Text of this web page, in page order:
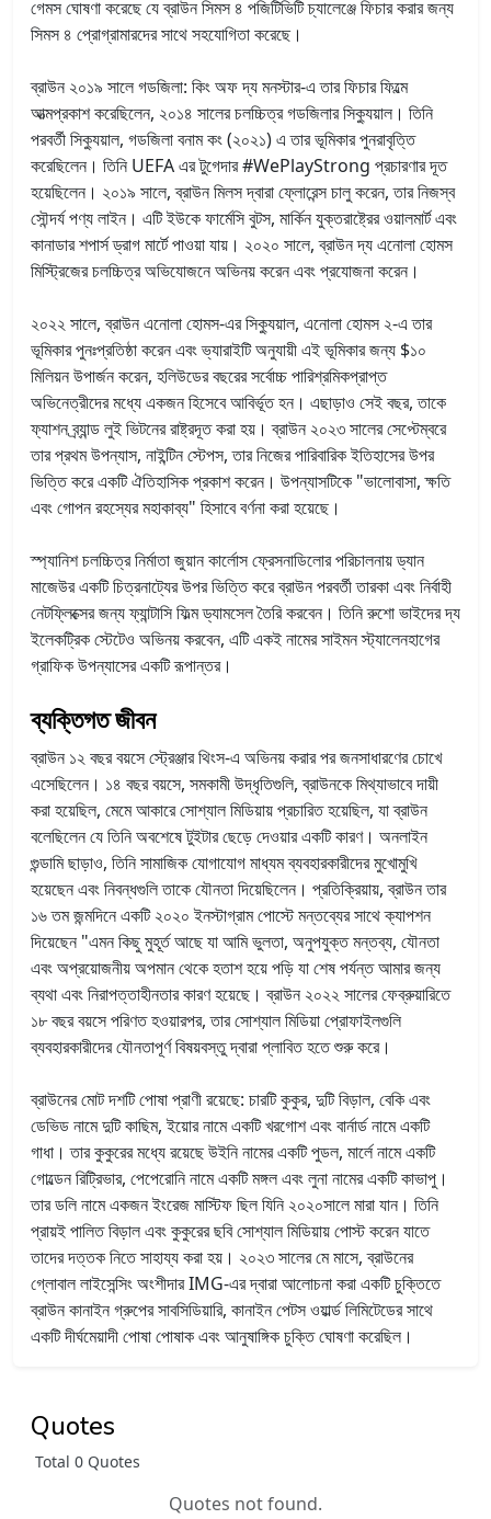
গেমস ঘোষণা করেছে যে ব্রাউন সিমস ৪ পজিটিভিটি চ্যালেঞ্জে ফিচার করার জন্য
সিমস ৪ প্রোগ্রামারদের সাথে সহযোগিতা করেছে।
ব্রাউন ২০১৯ সালে গডজিলা: কিং অফ দ্য মনস্টার-এ তার ফিচার ফিল্মে
আত্মপ্রকাশ করেছিলেন, ২০১৪ সালের চলচ্চিত্র গডজিলার সিক্যুয়াল। তিনি
পরবর্তী সিক্যুয়াল, গডজিলা বনাম কং (২০২১) এ তার ভূমিকার পুনরাবৃত্তি
করেছিলেন। তিনি UEFA এর টুগেদার #WePlayStrong প্রচারণার দূত
হয়েছিলেন। ২০১৯ সালে, ব্রাউন মিলস দ্বারা ফ্লোরেন্স চালু করেন, তার নিজস্ব
সৌন্দর্য পণ্য লাইন। এটি ইউকে ফার্মেসি বুটস, মার্কিন যুক্তরাষ্ট্রের ওয়ালমার্ট এবং
কানাডার শপার্স ড্রাগ মার্টে পাওয়া যায়। ২০২০ সালে, ব্রাউন দ্য এনোলা হোমস
মিস্ট্রিজের চলচ্চিত্র অভিযোজনে অভিনয় করেন এবং প্রযোজনা করেন।
২০২২ সালে, ব্রাউন এনোলা হোমস-এর সিক্যুয়াল, এনোলা হোমস ২-এ তার
ভূমিকার পুনঃপ্রতিষ্ঠা করেন এবং ভ্যারাইটি অনুযায়ী এই ভূমিকার জন্য $১০
মিলিয়ন উপার্জন করেন, হলিউডের বছরের সর্বোচ্চ পারিশ্রমিকপ্রাপ্ত
অভিনেত্রীদের মধ্যে একজন হিসেবে আবির্ভূত হন। এছাড়াও সেই বছর, তাকে
ফ্যাশন ব্র্যান্ড লুই ভিটনের রাষ্ট্রদূত করা হয়। ব্রাউন ২০২৩ সালের সেপ্টেম্বরে
তার প্রথম উপন্যাস, নাইন্টিন স্টেপস, তার নিজের পারিবারিক ইতিহাসের উপর
ভিত্তি করে একটি ঐতিহাসিক প্রকাশ করেন। উপন্যাসটিকে "ভালোবাসা, ক্ষতি
এবং গোপন রহস্যের মহাকাব্য" হিসাবে বর্ণনা করা হয়েছে।
স্প্যানিশ চলচ্চিত্র নির্মাতা জুয়ান কার্লোস ফ্রেসনাডিলোর পরিচালনায় ড্যান
মাজেউর একটি চিত্রনাট্যের উপর ভিত্তি করে ব্রাউন পরবর্তী তারকা এবং নির্বাহী
নেটফ্লিক্সের জন্য ফ্যান্টাসি ফিল্ম ড্যামসেল তৈরি করবেন। তিনি রুশো ভাইদের দ্য
ইলেকট্রিক স্টেটেও অভিনয় করবেন, এটি একই নামের সাইমন স্ট্যালেনহাগের
গ্রাফিক উপন্যাসের একটি রূপান্তর।
ব্যক্তিগত জীবন
ব্রাউন ১২ বছর বয়সে স্ট্রেঞ্জার থিংস-এ অভিনয় করার পর জনসাধারণের চোখে
এসেছিলেন। ১৪ বছর বয়সে, সমকামী উদ্ধৃতিগুলি, ব্রাউনকে মিথ্যাভাবে দায়ী
করা হয়েছিল, মেমে আকারে সোশ্যাল মিডিয়ায় প্রচারিত হয়েছিল, যা ব্রাউন
বলেছিলেন যে তিনি অবশেষে টুইটার ছেড়ে দেওয়ার একটি কারণ। অনলাইন
গুন্ডামি ছাড়াও, তিনি সামাজিক যোগাযোগ মাধ্যম ব্যবহারকারীদের মুখোমুখি
হয়েছেন এবং নিবন্ধগুলি তাকে যৌনতা দিয়েছিলেন। প্রতিক্রিয়ায়, ব্রাউন তার
১৬ তম জন্মদিনে একটি ২০২০ ইনস্টাগ্রাম পোস্টে মন্তব্যের সাথে ক্যাপশন
দিয়েছেন "এমন কিছু মুহূর্ত আছে যা আমি ভুলতা, অনুপযুক্ত মন্তব্য, যৌনতা
এবং অপ্রয়োজনীয় অপমান থেকে হতাশ হয়ে পড়ি যা শেষ পর্যন্ত আমার জন্য
ব্যথা এবং নিরাপত্তাহীনতার কারণ হয়েছে। ব্রাউন ২০২২ সালের ফেব্রুয়ারিতে
১৮ বছর বয়সে পরিণত হওয়ারপর, তার সোশ্যাল মিডিয়া প্রোফাইলগুলি
ব্যবহারকারীদের যৌনতাপূর্ণ বিষয়বস্তু দ্বারা প্লাবিত হতে শুরু করে।
ব্রাউনের মোট দশটি পোষা প্রাণী রয়েছে: চারটি কুকুর, দুটি বিড়াল, বেকি এবং
ডেভিড নামে দুটি কাছিম, ইয়োর নামে একটি খরগোশ এবং বার্নার্ড নামে একটি
গাধা। তার কুকুরের মধ্যে রয়েছে উইনি নামের একটি পুডল, মার্লে নামে একটি
গোল্ডেন রিট্রিভার, পেপেরোনি নামে একটি মঙ্গল এবং লুনা নামের একটি কাভাপু।
তার ডলি নামে একজন ইংরেজ মাস্টিফ ছিল যিনি ২০২০সালে মারা যান। তিনি
প্রায়ই পালিত বিড়াল এবং কুকুরের ছবি সোশ্যাল মিডিয়ায় পোস্ট করেন যাতে
তাদের দত্তক নিতে সাহায্য করা হয়। ২০২৩ সালের মে মাসে, ব্রাউনের
গ্লোবাল লাইসেন্সিং অংশীদার IMG-এর দ্বারা আলোচনা করা একটি চুক্তিতে
ব্রাউন কানাইন গ্রুপের সাবসিডিয়ারি, কানাইন পেটস ওয়ার্ল্ড লিমিটেডের সাথে
একটি দীর্ঘমেয়াদী পোষা পোষাক এবং আনুষাঙ্গিক চুক্তি ঘোষণা করেছিল।
Quotes
Total 0 Quotes
Quotes not found.